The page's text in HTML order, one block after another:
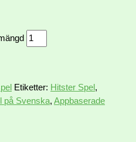
Etiketter: Hitster Spel ,
på Svenska, Appbaserade